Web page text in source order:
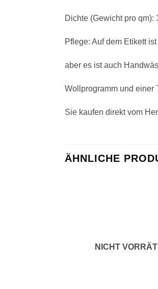
Dichte (Gewicht pro qm):
Pflege: Auf dem Etikett
aber es ist auch
Wollprogramm und einer
Sie kaufen direkt vom
ÄHNLICHE
NICHT